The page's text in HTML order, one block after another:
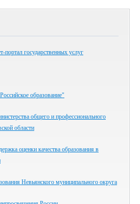
портал государственных услуг
образование"
общего и профессионального
области
оценки качества образования в
Невьянского муниципального округа